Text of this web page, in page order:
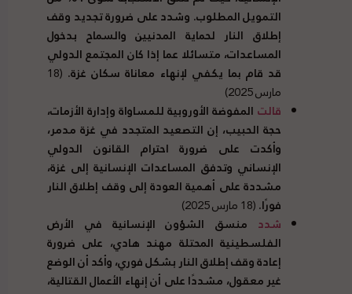
التمويل المطلوب. وشدد على ضرورة تجديد وقف
إطلاق النار لحماية المدنيين والسماح بدخول
المساعدات، متسائلا عما إذا كان المجتمع الدولي
قد قام بما يكفي لإنهاء معاناة سكان غزة. (18
مارس 2025)
قالت المفوضة الأوروبية للمساواة وإدارة الأزمات،
حجة الحبيب، إن التصعيد المتجدد في غزة مدمر،
وأكدت على ضرورة احترام القانون الدولي
الإنساني وتدفق المساعدات الإنسانية إلى غزة،
مشددة على أهمية العودة إلى وقف إطلاق النار
فورًا.(18 مارس 2025)
شدد منسق الشؤون الإنسانية في الأرض
الفلسطينية المحتلة مهند هادي، على ضرورة
إعادة وقف إطلاق النار بشكل فوري، وأكد أن الوضع
غير معقول، مشددًا على أن إنهاء الأعمال القتالية،